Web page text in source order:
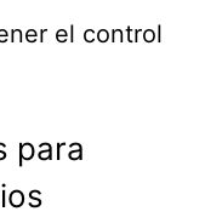
el control
para